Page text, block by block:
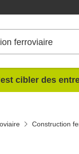
ferroviaire
cibler des
Construction